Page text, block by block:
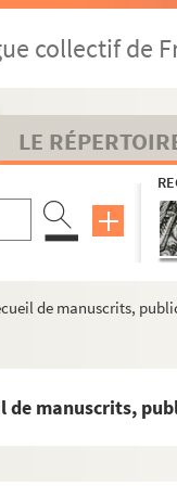
collectif de
LE
de manuscrits,
de manuscrits,
l’instance qui a existé
de Salm. Rentes
du tissage mécanique
l’art de la teinture et
de modèles papier et
et de laine : specimens
Recueil de
d’échantillons de